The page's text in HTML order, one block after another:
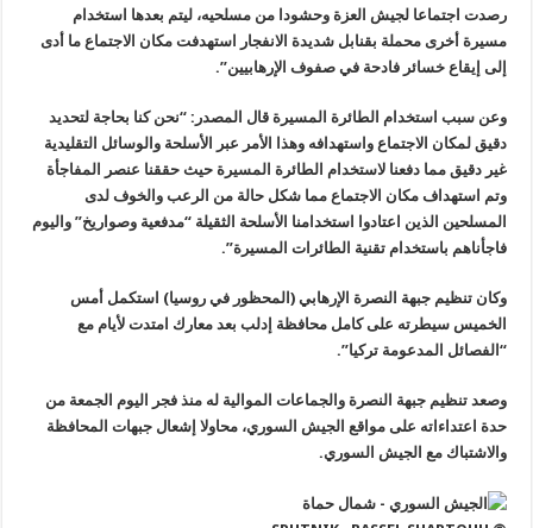
رصدت اجتماعا لجيش العزة وحشودا من مسلحيه، ليتم بعدها استخدام
مسيرة أخرى محملة بقنابل شديدة الانفجار استهدفت مكان الاجتماع ما أدى
إلى إيقاع خسائر فادحة في صفوف الإرهابيين”.
وعن سبب استخدام الطائرة المسيرة قال المصدر: “نحن كنا بحاجة لتحديد
دقيق لمكان الاجتماع واستهدافه وهذا الأمر عبر الأسلحة والوسائل التقليدية
غير دقيق مما دفعنا لاستخدام الطائرة المسيرة حيث حققنا عنصر المفاجأة
وتم استهداف مكان الاجتماع مما شكل حالة من الرعب والخوف لدى
المسلحين الذين اعتادوا استخدامنا الأسلحة الثقيلة “مدفعية وصواريخ” واليوم
فاجأناهم باستخدام تقنية الطائرات المسيرة”.
وكان تنظيم جبهة النصرة الإرهابي (المحظور في روسيا) استكمل أمس
الخميس سيطرته على كامل محافظة إدلب بعد معارك امتدت لأيام مع
“الفصائل المدعومة تركيا”.
وصعد تنظيم جبهة النصرة والجماعات الموالية له منذ فجر اليوم الجمعة من
حدة اعتداءاته على مواقع الجيش السوري، محاولا إشعال جبهات المحافظة
والاشتباك مع الجيش السوري.